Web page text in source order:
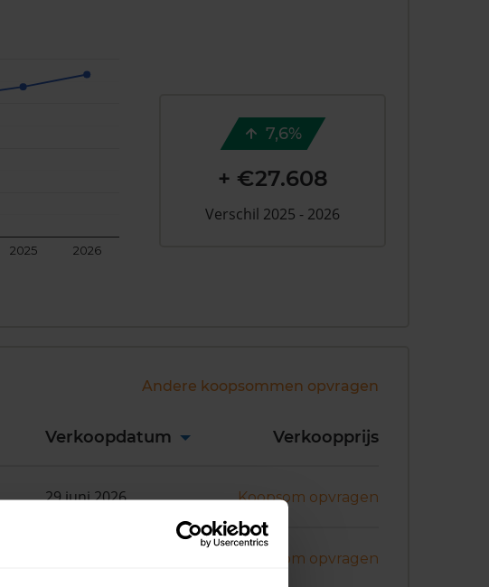
2025 2026
7,6%
+ €27.608
Verschil 2025 - 2026
Andere koopsommen opvragen
Verkoopdatum Verkoopprijs
29 juni 2026 Koopsom opvragen
Koopsom opvragen